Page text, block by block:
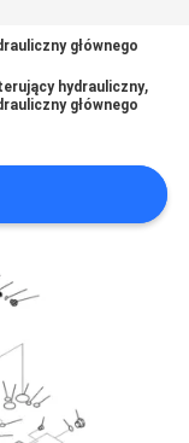
głównego
hydrauliczny,
głównego